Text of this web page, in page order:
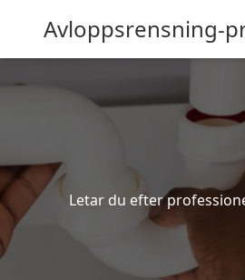
Avloppsrensning-
Letar du efter